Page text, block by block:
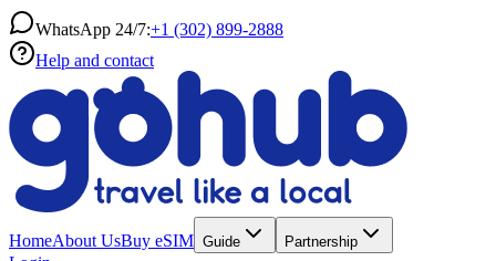
WhatsApp 24/7:+1 (302) 899-2888
Help and contact
HomeAbout UsBuy eSIM Guide Partnership